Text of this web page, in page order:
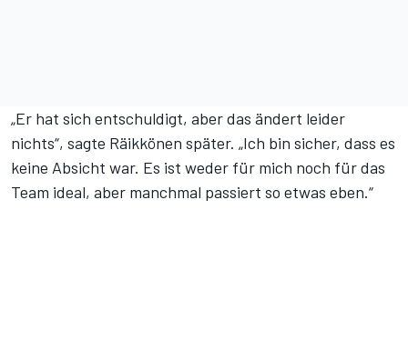
„Er hat sich entschuldigt, aber das ändert leider
nichts“, sagte Räikkönen später. „Ich bin sicher, dass es
keine Absicht war. Es ist weder für mich noch für das
Team ideal, aber manchmal passiert so etwas eben.“